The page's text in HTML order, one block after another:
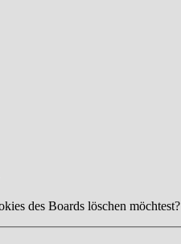
des Boards löschen möchtest?